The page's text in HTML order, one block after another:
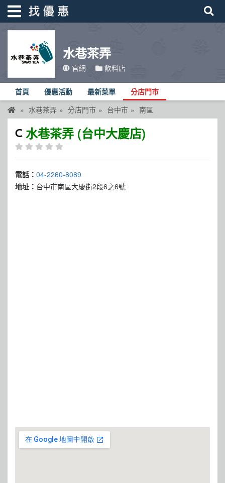
水巷茶弄
官網 飲料店
首頁 優惠活動 最新菜單 分店門市
水巷茶弄 分店門市 台中市 南區
水巷茶弄 (台中大慶店)
電話： 04-2260-8089
地址： 台中市南區大慶街2段6之6號
找優惠
優惠活動
折價卷
線上DM
品牌總覽